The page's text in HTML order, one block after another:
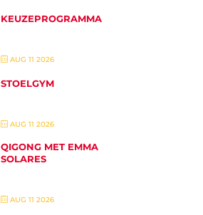
KEUZEPROGRAMMA
AUG 11 2026
STOELGYM
AUG 11 2026
QIGONG MET EMMA
SOLARES
AUG 11 2026